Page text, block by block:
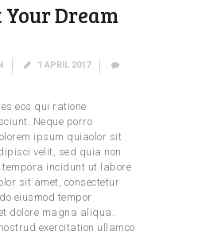
Your Dream
1 APRIL 2017
eos qui ratione
Neque porro
ipsum quiaolor sit
velit, sed quia non
incidunt ut labore
sit amet, consectetur
eiusmod tempor
dolore magna aliqua.
exercitation ullamco